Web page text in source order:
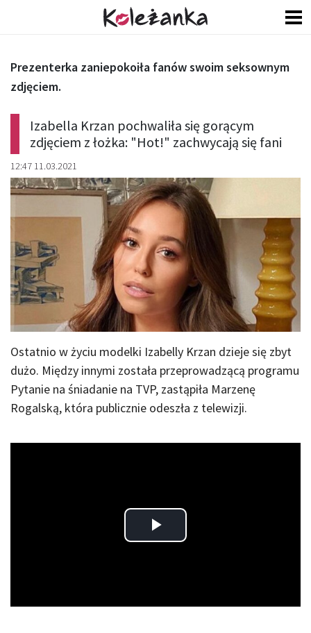
Izabella Krzan pochwaliła się gorącym
zdjęciem z łożka: "Hot!" zachwycają się fani
12:47 11.03.2021
Prezenterka zaniepokoiła fanów swoim seksownym
zdjęciem.
Ostatnio w życiu modelki Izabelly Krzan dzieje się zbyt
dużo. Między innymi została przeprowadzącą programu
Pytanie na śniadanie na TVP, zastąpiła Marzenę
Rogalską, która publicznie odeszła z telewizji.
Play